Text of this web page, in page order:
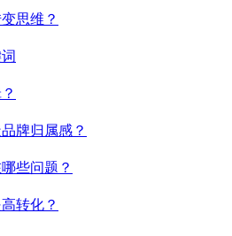
思维？
牌归属感？
些问题？
转化？